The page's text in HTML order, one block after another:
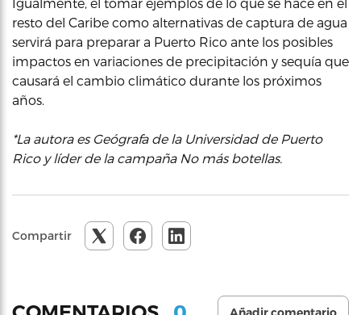
resto del Caribe como alternativas de captura de agua
servirá para preparar a Puerto Rico ante los posibles
impactos en variaciones de precipitación y sequía que
causará el cambio climático durante los próximos
años.
*La autora es Geógrafa de la Universidad de Puerto
Rico y líder de la campaña No más botellas.
Compartir